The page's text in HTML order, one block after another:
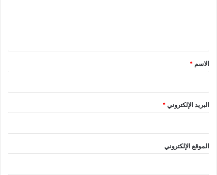
*
الاسم *
البريد الإلكتروني*
الموقع الإلكتروني